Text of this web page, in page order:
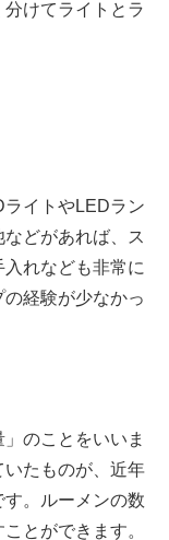
けてライトとラ
イトやLEDラン
どがあれば、ス
れなども非常に
経験が少なかっ
のことをいいま
たものが、近年
。ルーメンの数
とができます。